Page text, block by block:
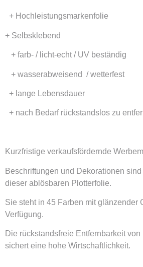
+ Hochleistungsmarkenfolie
+ Selbsklebend
+ farb- / licht-echt / UV beständig
+ wasserabweisend / wetterfest
+ lange Lebensdauer
+ nach Bedarf rückstandslos zu
Kurzfristige verkaufsfördernde
Beschriftungen und Dekorationen
dieser ablösbaren Plotterfolie.
Sie steht in 45 Farben mit glänzender
Verfügung.
Die rückstandsfreie Entfernbarkeit
sichert eine hohe Wirtschaftlichkeit.